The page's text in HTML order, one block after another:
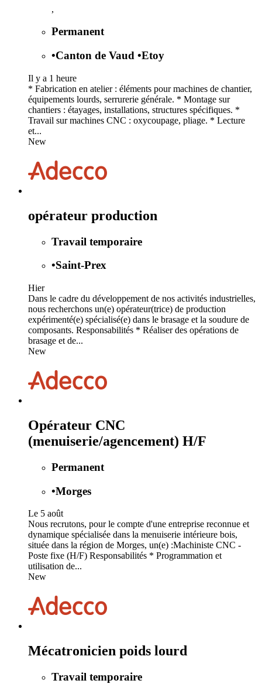
,
Permanent
•Canton de Vaud •Etoy
Il y a 1 heure
* Fabrication en atelier : éléments pour machines de chantier,
équipements lourds, serrurerie générale. * Montage sur
chantiers : étayages, installations, structures spécifiques. *
Travail sur machines CNC : oxycoupage, pliage. * Lecture
et...
New
opérateur production
Travail temporaire
•Saint-Prex
Hier
Dans le cadre du développement de nos activités industrielles,
nous recherchons un(e) opérateur(trice) de production
expérimenté(e) spécialisé(e) dans le brasage et la soudure de
composants. Responsabilités * Réaliser des opérations de
brasage et de...
New
Opérateur CNC
(menuiserie/agencement) H/F
Permanent
•Morges
Le 5 août
Nous recrutons, pour le compte d'une entreprise reconnue et
dynamique spécialisée dans la menuiserie intérieure bois,
située dans la région de Morges, un(e) :Machiniste CNC -
Poste fixe (H/F) Responsabilités * Programmation et
utilisation de...
New
Mécatronicien poids lourd
Travail temporaire